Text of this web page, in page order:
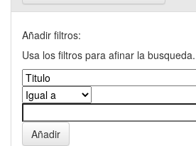
Añadir filtros:
Usa los filtros para afinar la busqueda.